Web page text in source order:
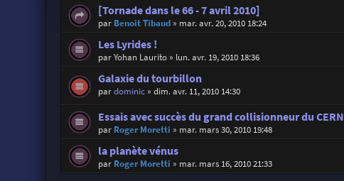
[Tornade dans le 66 - 7 avril 2010]
par Benoit Tibaud» mar. avr. 20, 2010 18:24
Les Lyrides !
parYohan Laurito» lun. avr. 19, 2010 18:36
Galaxie du tourbillon
pardominic» dim. avr. 11, 2010 14:30
Essais avec succès du grand collisionneur du CERN
par Roger Moretti » mar. mars 30, 2010 19:48
la planète vénus
par Roger Moretti » mar. mars 16, 2010 21:33